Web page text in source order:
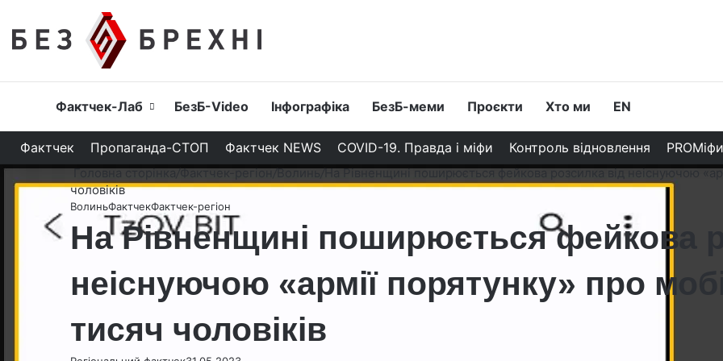
Головна
Фактчек-Лаб БезБ-Video Інфографіка БезБ-меми Проєкти Хто ми EN
Фактчек Пропаганда-СТОП Фактчек NEWS COVID-19. Правда і міфи Контроль відновлення PROМіфи
Головна сторінка/Фактчек-регіон/Волинь/На Рівненщині поширюється фейкова розсилка від неіснуючою
чоловіків
ВолиньФактчекФактчек-регіон
На Рівненщині поширюється фейкова
неіснуючою «армії порятунку» про
тисяч чоловіків